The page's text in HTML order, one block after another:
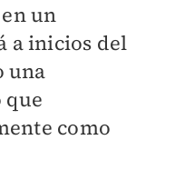
un
a inicios del
una
como